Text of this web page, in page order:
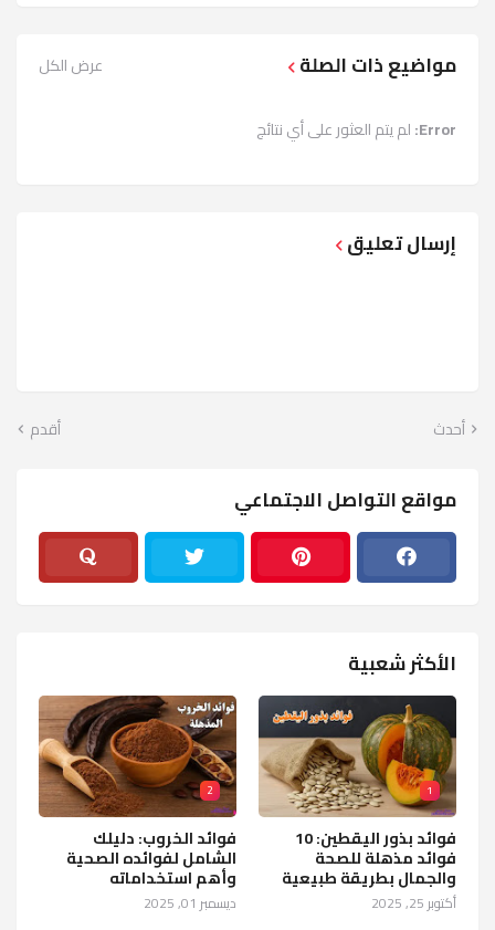
مواضيع ذات الصلة عرض الكل
Error: لم يتم العثور على أي نتائج
إرسال تعليق
أحدث أقدم
مواقع التواصل الاجتماعي
الأكثر شعبية
1
فوائد بذور اليقطين: 10
فوائد مذهلة للصحة
والجمال بطريقة طبيعية
أكتوبر 25, 2025
2
فوائد الخروب: دليلك
الشامل لفوائده الصحية
وأهم استخداماته
ديسمبر 01, 2025